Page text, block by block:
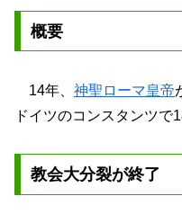
概要
14年、 神聖ローマ皇帝
ドイツのコンスタンツで
教会大分裂が終了